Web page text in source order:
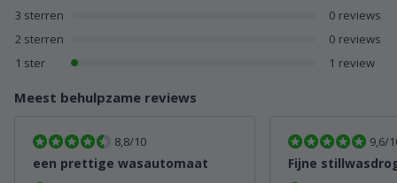
0 reviews met 3 sterren
3 sterren 0 reviews
0 reviews met 2 sterren
2 sterren 0 reviews
1 reviews met 1 ster
1 ster 1 review
Meest behulpzame reviews
8,8/10
een prettige wasautomaat
9,6/